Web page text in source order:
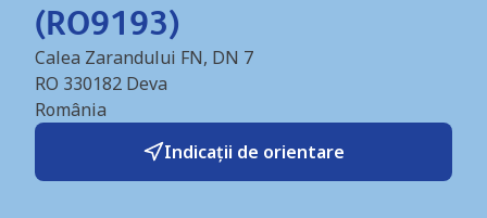
(RO9193)
Calea Zarandului FN, DN 7
RO 330182 Deva
România
Indicații de orientare